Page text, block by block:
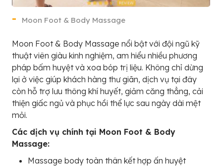
Moon Foot & Body Massage
Moon Foot & Body Massage nổi bật với đội ngũ kỹ
thuật viên giàu kinh nghiệm, am hiểu nhiều phương
pháp bấm huyệt và xoa bóp trị liệu. Không chỉ dừng
lại ở việc giúp khách hàng thư giãn, dịch vụ tại đây
còn hỗ trợ lưu thông khí huyết, giảm căng thẳng, cải
thiện giấc ngủ và phục hồi thể lực sau ngày dài mệt
mỏi.
Các dịch vụ chính tại Moon Foot & Body
Massage:
Massage body toàn thân kết hợp ấn huyệt